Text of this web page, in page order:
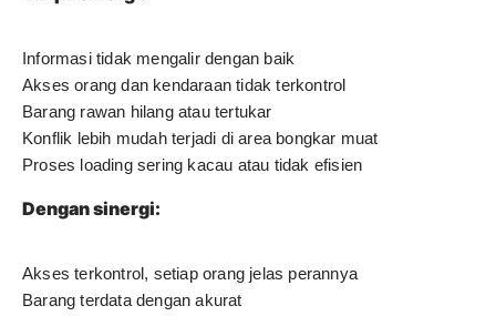
Informasi tidak mengalir dengan baik
Akses orang dan kendaraan tidak terkontrol
Barang rawan hilang atau tertukar
Konflik lebih mudah terjadi di area bongkar muat
Proses loading sering kacau atau tidak efisien
Dengan sinergi:
Akses terkontrol, setiap orang jelas perannya
Barang terdata dengan akurat